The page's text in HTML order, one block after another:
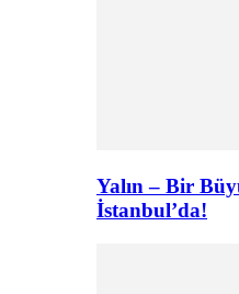
Yalın – Bir
İstanbul’da!